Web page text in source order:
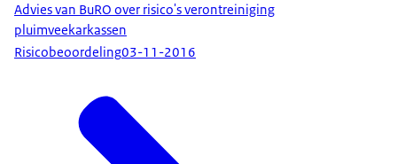
Advies van BuRO over risico's verontreiniging
pluimveekarkassen
Risicobeoordeling03-11-2016